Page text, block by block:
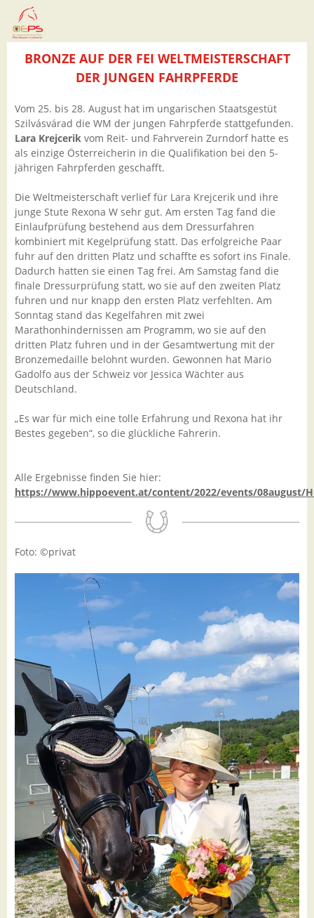
BRONZE AUF DER FEI WELTMEISTERSCHAFT
DER JUNGEN FAHRPFERDE
Vom 25. bis 28. August hat im ungarischen Staatsgestüt
Szilvásvárad die WM der jungen Fahrpferde stattgefunden.
Lara Krejcerikvom Reit- und Fahrverein Zurndorf hatte es
als einzige Österreicherin in die Qualifikation bei den 5-
jährigen Fahrpferden geschafft.
Die Weltmeisterschaft verlief für Lara Krejcerik und ihre
junge Stute Rexona W sehr gut. Am ersten Tag fand die
Einlaufprüfung bestehend aus dem Dressurfahren
kombiniert mit Kegelprüfung statt. Das erfolgreiche Paar
fuhr auf den dritten Platz und schaffte es sofort ins Finale.
Dadurch hatten sie einen Tag frei. Am Samstag fand die
finale Dressurprüfung statt, wo sie auf den zweiten Platz
fuhren und nur knapp den ersten Platz verfehlten. Am
Sonntag stand das Kegelfahren mit zwei
Marathonhindernissen am Programm, wo sie auf den
dritten Platz fuhren und in der Gesamtwertung mit der
Bronzemedaille belohnt wurden. Gewonnen hat Mario
Gadolfo aus der Schweiz vor Jessica Wächter aus
Deutschland.
„Es war für mich eine tolle Erfahrung und Rexona hat ihr
Bestes gegeben“, so die glückliche Fahrerin.
Alle Ergebnisse finden Sie hier:
https://www.hippoevent.at/content/2022/events/08august/
Foto: ©privat